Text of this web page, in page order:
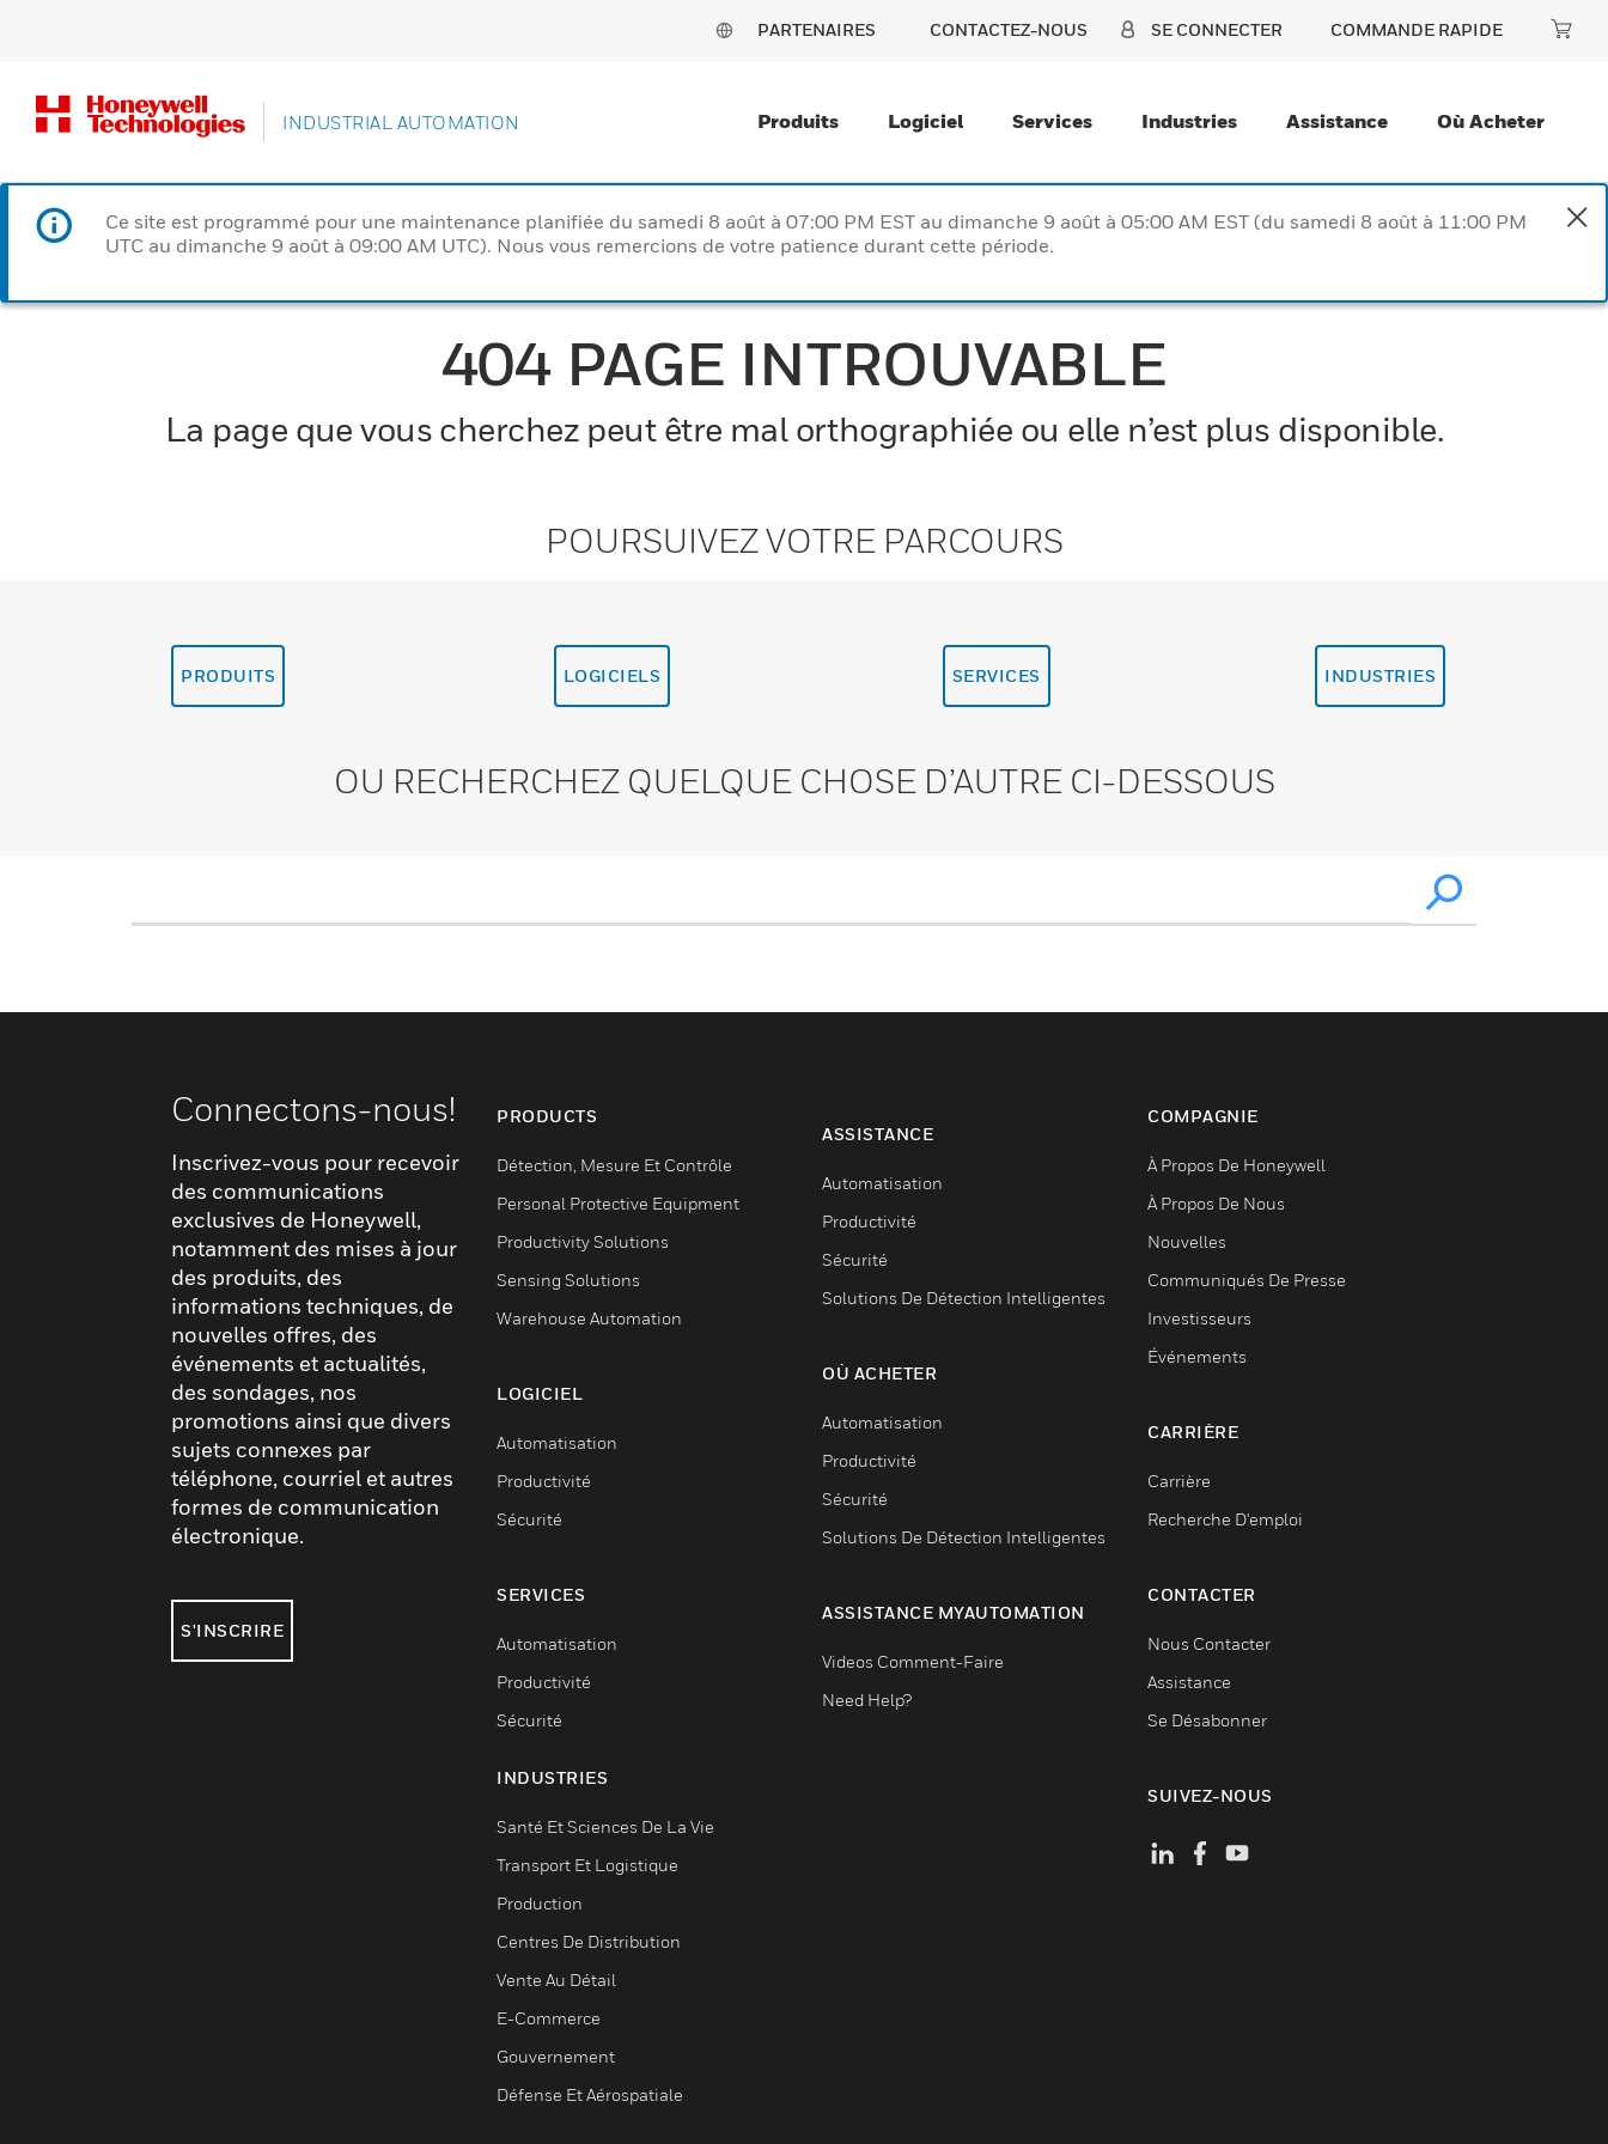
PARTENAIRES CONTACTEZ-NOUS SE CONNECTER COMMANDE RAPIDE
INDUSTRIAL AUTOMATION Produits Logiciel Services Industries Assistance Où Acheter
Ce site est programmé pour une maintenance planifiée du samedi 8 août à 07:00 PM EST au dimanche 9 août à 05:00 AM EST (du samedi 8 août à 11:00 PM
UTC au dimanche 9 août à 09:00 AM UTC). Nous vous remercions de votre patience durant cette période.
404 PAGE INTROUVABLE
La page que vous cherchez peut être mal orthographiée ou elle n’est plus disponible.
POURSUIVEZ VOTRE PARCOURS
PRODUITS LOGICIELS SERVICES INDUSTRIES
OU RECHERCHEZ QUELQUE CHOSE D’AUTRE CI-DESSOUS
Connectons-nous!
Inscrivez-vous pour recevoir
des communications
exclusives de Honeywell,
notamment des mises à jour
des produits, des
informations techniques, de
nouvelles offres, des
événements et actualités,
des sondages, nos
promotions ainsi que divers
sujets connexes par
téléphone, courriel et autres
formes de communication
électronique.
S'INSCRIRE
PRODUCTS
Détection, Mesure Et Contrôle
Personal Protective Equipment
Productivity Solutions
Sensing Solutions
Warehouse Automation
LOGICIEL
Automatisation
Productivité
Sécurité
SERVICES
Automatisation
Productivité
Sécurité
INDUSTRIES
Santé Et Sciences De La Vie
Transport Et Logistique
Production
Centres De Distribution
Vente Au Détail
E-Commerce
Gouvernement
Défense Et Aérospatiale
ASSISTANCE
Automatisation
Productivité
Sécurité
Solutions De Détection Intelligentes
OÙ ACHETER
Automatisation
Productivité
Sécurité
Solutions De Détection Intelligentes
ASSISTANCE MYAUTOMATION
Videos Comment-Faire
Need Help?
COMPAGNIE
À Propos De Honeywell
À Propos De Nous
Nouvelles
Communiqués De Presse
Investisseurs
Événements
CARRIÈRE
Carrière
Recherche D'emploi
CONTACTER
Nous Contacter
Assistance
Se Désabonner
SUIVEZ-NOUS